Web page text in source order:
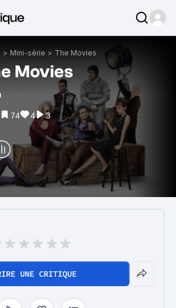
> Mini-série > The Movies
Movies
74 4 3
UNE CRITIQUE